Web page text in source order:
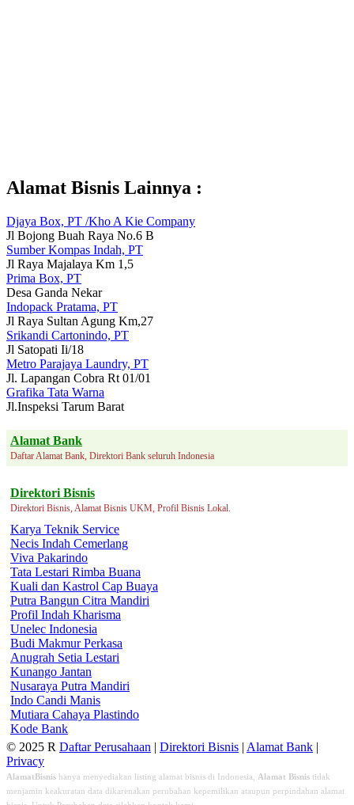
Alamat Bisnis Lainnya :
Djaya Box, PT /Kho A Kie Company
Jl Bojong Buah Raya No.6 B
Sumber Kompas Indah, PT
Jl Raya Majalaya Km 1,5
Prima Box, PT
Desa Ganda Nekar
Indopack Pratama, PT
Jl Raya Sultan Agung Km,27
Srikandi Cartonindo, PT
Jl Satopati Ii/18
Metro Parajaya Laundry, PT
Jl. Lapangan Cobra Rt 01/01
Grafika Tata Warna
Jl.Inspeksi Tarum Barat
Alamat Bank
Daftar Alamat Bank, Direktori Bank seluruh Indonesia
Direktori Bisnis
Direktori Bisnis, Alamat Bisnis UKM, Profil Bisnis Lokal.
Karya Teknik Service
Necis Indah Cemerlang
Viva Pakarindo
Tata Lestari Rimba Buana
Kuali dan Kastrol Cap Buaya
Putra Bangun Citra Mandiri
Profil Indah Kharisma
Unelec Indonesia
Budi Makmur Perkasa
Anugrah Setia Lestari
Kunango Jantan
Nusaraya Putra Mandiri
Indo Candi Manis
Mutiara Cahaya Plastindo
Kode Bank
© 2025 R Daftar Perusahaan | Direktori Bisnis | Alamat Bank |
Privacy
AlamatBisnis hanya menyediakan listing alamat bisnis di Indonesia, Alamat Bisnis tidak
menjamin keakuratan data dikarenakan perubahan kepemilikan ataupun perpindahan alamat